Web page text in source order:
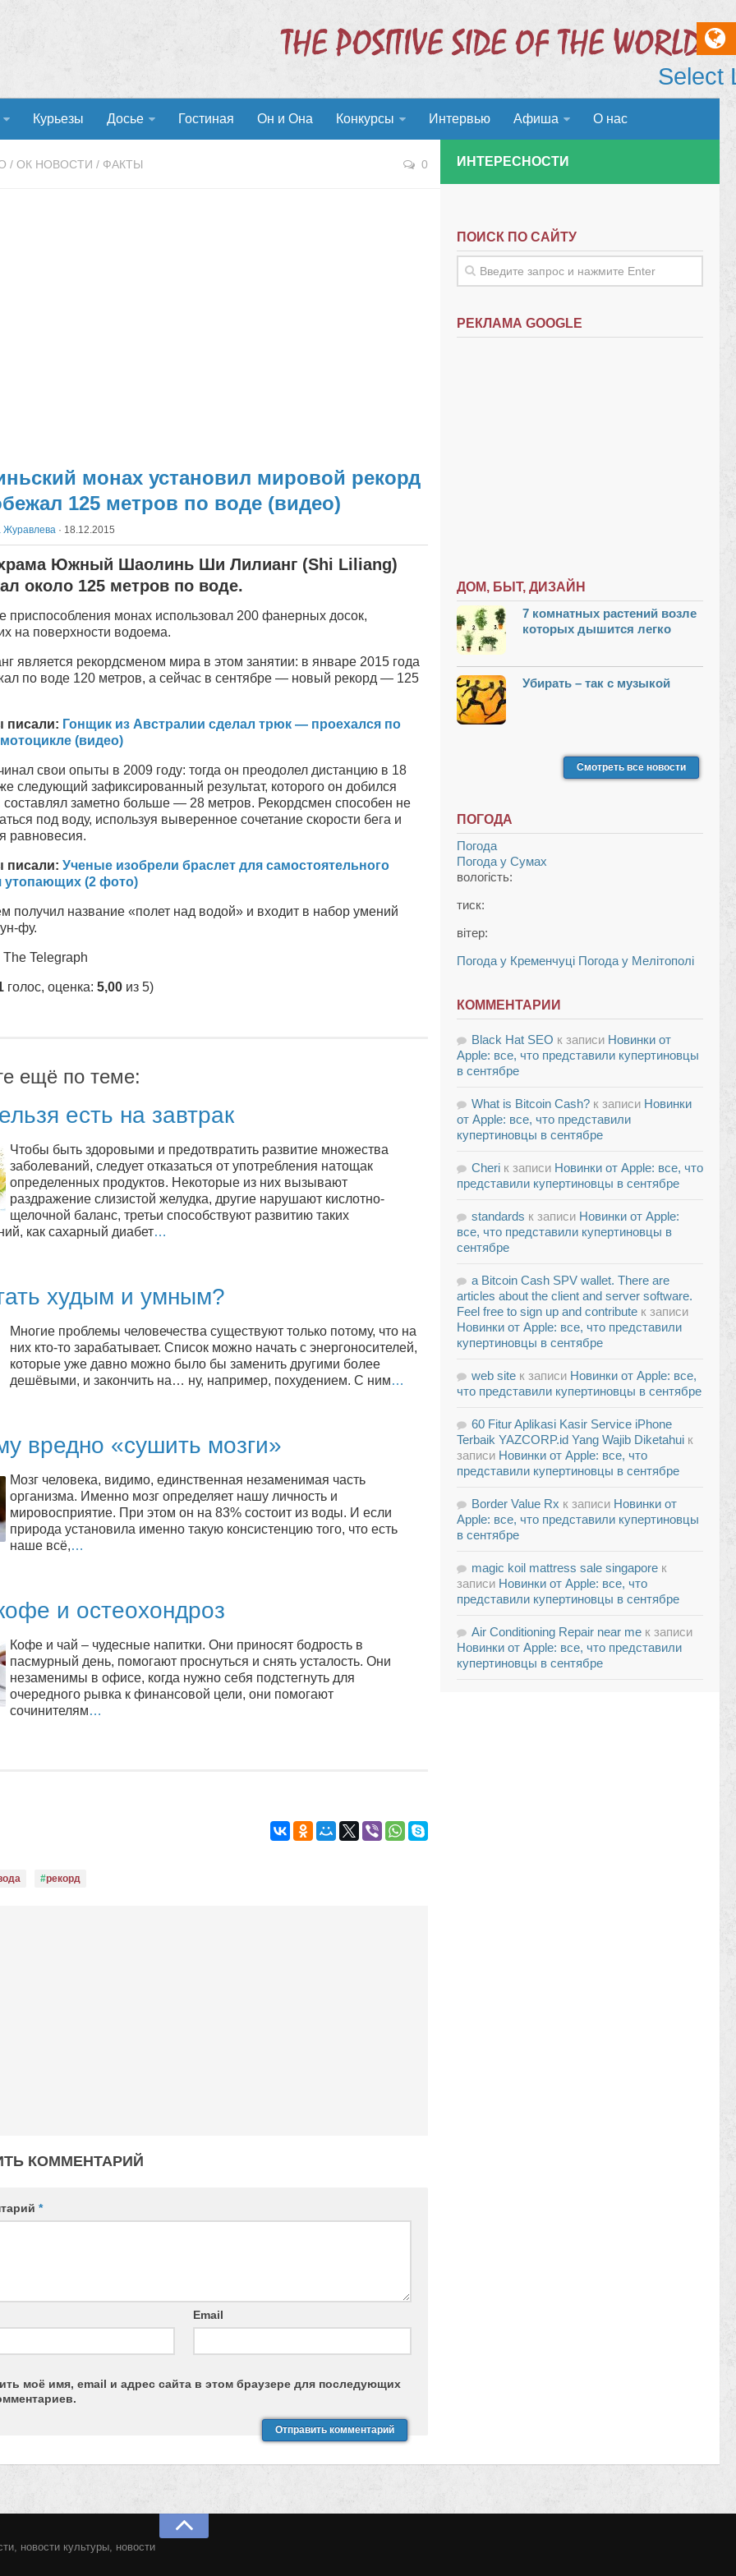
Курьезы Досье Гостиная Он и Она Конкурсы Интервью Афиша О нас
/ ОК НОВОСТИ / ФАКТЫ 0
монах установил мировой рекорд
125 метров по воде (видео)
Журавлева · 18.12.2015
Южный Шаолинь Ши Лилианг (Shi Liliang)
около 125 метров по воде.
приспособления монах использовал 200 фанерных досок,
на поверхности водоема.
является рекордсменом мира в этом занятии: в январе 2015 года
по воде 120 метров, а сейчас в сентябре — новый рекорд — 125
писали: Гонщик из Австралии сделал трюк — проехался по
(видео)
свои опыты в 2009 году: тогда он преодолел дистанцию в 18
следующий зафиксированный результат, которого он добился
составлял заметно больше — 28 метров. Рекордсмен способен не
под воду, используя выверенное сочетание скорости бега и
равновесия.
писали: Ученые изобрели браслет для самостоятельного
утопающих (2 фото)
получил название «полет над водой» и входит в набор умений
фу.
The Telegraph
голос, оценка: 5,00 из 5)
ещё по теме:
есть на завтрак
Чтобы быть здоровыми и предотвратить развитие множества
заболеваний, следует отказаться от употребления натощак
определенных продуктов. Некоторые из них вызывают
раздражение слизистой желудка, другие нарушают кислотно-
щелочной баланс, третьи способствуют развитию таких
как сахарный диабет…
худым и умным?
Многие проблемы человечества существуют только потому, что на
них кто-то зарабатывает. Список можно начать с энергоносителей,
которые уже давно можно было бы заменить другими более
дешёвыми, и закончить на… ну, например, похудением. С ним…
вредно «сушить мозги»
Мозг человека, видимо, единственная незаменимая часть
организма. Именно мозг определяет нашу личность и
мировосприятие. При этом он на 83% состоит из воды. И если
природа установила именно такую консистенцию того, что есть
наше всё,…
и остеохондроз
Кофе и чай – чудесные напитки. Они приносят бодрость в
пасмурный день, помогают проснуться и снять усталость. Они
незаменимы в офисе, когда нужно себя подстегнуть для
очередного рывка к финансовой цели, они помогают
сочинителям…
рекорд
КОММЕНТАРИЙ
*
Email
моё имя, email и адрес сайта в этом браузере для последующих
ИНТЕРЕСНОСТИ
ПОИСК ПО САЙТУ
РЕКЛАМА GOOGLE
ДОМ, БЫТ, ДИЗАЙН
7 комнатных растений возле
которых дышится легко
Убирать – так с музыкой
Смотреть все новости
ПОГОДА
Погода
Погода у Сумах
вологість:
тиск:
вітер:
Погода у Кременчуці Погода у Мелітополі
КОММЕНТАРИИ
Black Hat SEO к записи Новинки от
Apple: все, что представили купертиновцы
в сентябре
What is Bitcoin Cash? к записи Новинки
от Apple: все, что представили
купертиновцы в сентябре
Cheri к записи Новинки от Apple: все, что
представили купертиновцы в сентябре
standards к записи Новинки от Apple:
все, что представили купертиновцы в
сентябре
a Bitcoin Cash SPV wallet. There are
articles about the client and server software.
Feel free to sign up and contribute к записи
Новинки от Apple: все, что представили
купертиновцы в сентябре
web site к записи Новинки от Apple: все,
что представили купертиновцы в сентябре
60 Fitur Aplikasi Kasir Service iPhone
Terbaik YAZCORP.id Yang Wajib Diketahui к
записи Новинки от Apple: все, что
представили купертиновцы в сентябре
Border Value Rx к записи Новинки от
Apple: все, что представили купертиновцы
в сентябре
magic koil mattress sale singapore к
записи Новинки от Apple: все, что
представили купертиновцы в сентябре
Air Conditioning Repair near me к записи
Новинки от Apple: все, что представили
купертиновцы в сентябре
новости культуры, новости
Select